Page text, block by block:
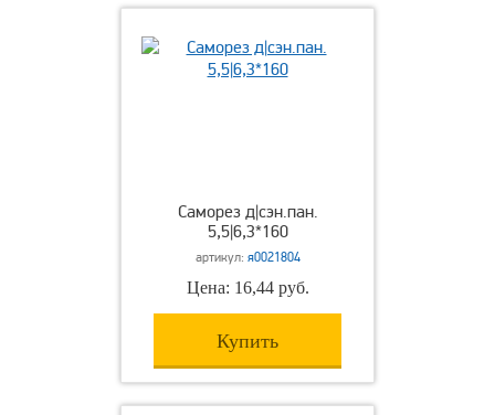
Саморез д|сэн.пан.
5,5|6,3*160
артикул: я0021804
Цена: 16,44 руб.
Купить